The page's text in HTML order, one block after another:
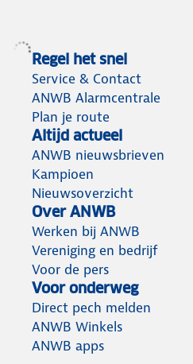
Regel het snel
Service & Contact
ANWB Alarmcentrale
Plan je route
Altijd actueel
ANWB nieuwsbrieven
Kampioen
Nieuwsoverzicht
Over ANWB
Werken bij ANWB
Vereniging en bedrijf
Voor de pers
Voor onderweg
Direct pech melden
ANWB Winkels
ANWB apps